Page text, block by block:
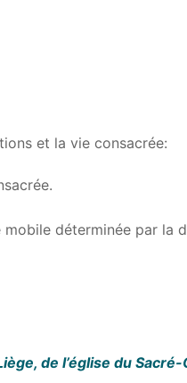
et la vie consacrée:
mobile déterminée par la
de l’église du